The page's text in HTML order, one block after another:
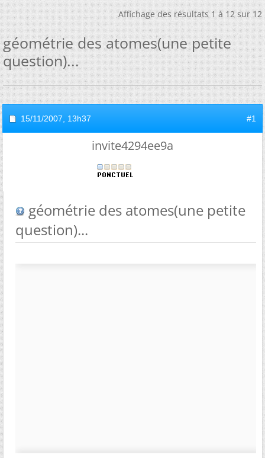
Affichage des résultats 1 à 12 sur 12
géométrie des atomes(une petite
question)...
15/11/2007, 13h37 #1
invite4294ee9a
géométrie des atomes(une petite
question)...